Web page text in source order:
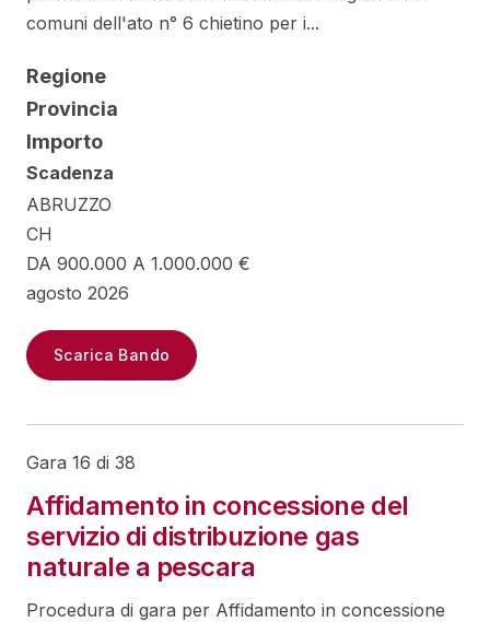
comuni dell'ato n° 6 chietino per i...
Regione
Provincia
Importo
Scadenza
ABRUZZO
CH
DA 900.000 A 1.000.000 €
agosto 2026
Scarica Bando
Gara 16 di 38
Affidamento in concessione del
servizio di distribuzione gas
naturale a pescara
Procedura di gara per Affidamento in concessione